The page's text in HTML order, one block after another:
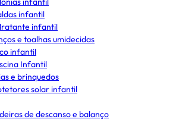
infantil
infantil
e toalhas umidecidas
infantil
Infantil
e brinquedos
solar infantil
de descanso e balanço